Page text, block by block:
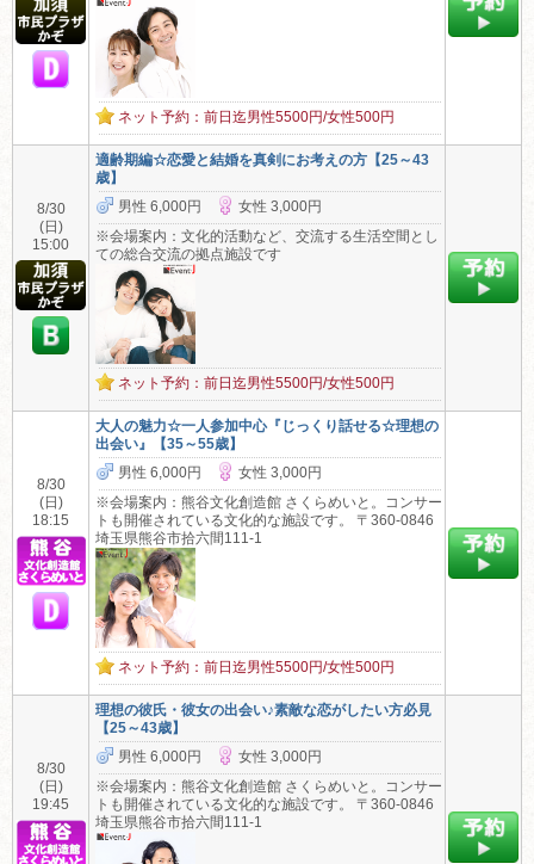
ネット予約：前日迄男性5500円/女性500円
8/30
(日)
15:00
適齢期編☆恋愛と結婚を真剣にお考えの方【25～43
歳】
男性 6,000円
女性 3,000円
※会場案内：文化的活動など、交流する生活空間とし
ての総合交流の拠点施設です
ネット予約：前日迄男性5500円/女性500円
8/30
(日)
18:15
大人の魅力☆一人参加中心『じっくり話せる☆理想の
出会い』【35～55歳】
男性 6,000円
女性 3,000円
※会場案内：熊谷文化創造館 さくらめいと。コンサー
トも開催されている文化的な施設です。 〒360-0846
埼玉県熊谷市拾六間111-1
ネット予約：前日迄男性5500円/女性500円
8/30
(日)
19:45
理想の彼氏・彼女の出会い♪素敵な恋がしたい方必見
【25～43歳】
男性 6,000円
女性 3,000円
※会場案内：熊谷文化創造館 さくらめいと。コンサー
トも開催されている文化的な施設です。 〒360-0846
埼玉県熊谷市拾六間111-1